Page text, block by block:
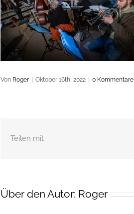
Von Roger Oktober 16th, 2022 0 Kommentare
Teilen mit
Über den Autor: Roger